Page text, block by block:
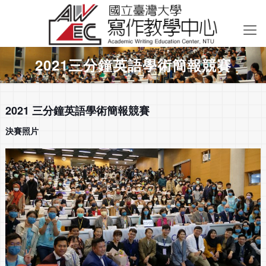
2021三分鐘英語學術簡報競賽
2021 三分鐘英語學術簡報競賽
決賽照片